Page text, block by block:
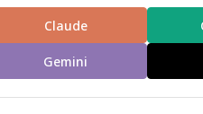
Claude
Gemini